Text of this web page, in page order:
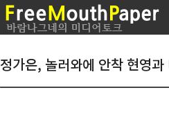
정가은, 놀러와에 안착 현영과